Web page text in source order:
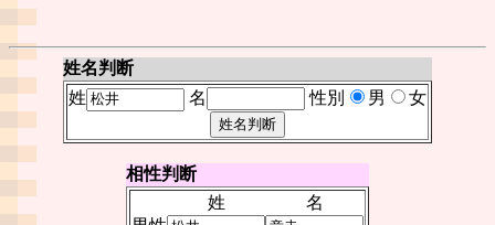
姓名判断
姓
名 性別 男 女
相性判断
姓
名